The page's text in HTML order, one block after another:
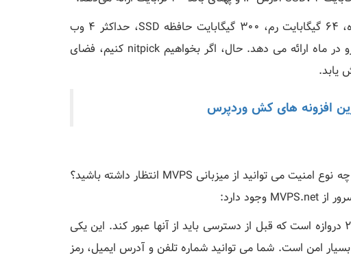
در نهایت، طرح "VPS MAX" 12 هسته قدرت پردازنده، 64 گیگابایت رم، 300 گیگابایت حافظه SSD، حداکثر 4 وب
سایت و پهنای باند 60 ترابایت را با قیمت 99.00 یورو در ماه ارائه می دهد. حال، اگر بخواهیم nitpick کنیم، فضای
یابد.
افزونه های کش وردپرس
بیشتر اوقات، همه چیز به امنیت برمی گردد. بنابراین چه نوع امنیت می توانید از میزبانی MVPS انتظار داشته باشید؟
احراز هویت دو عاملی یک روش تأیید است که شامل 2 دروازه است که قبل از دسترسی باید از آنها عبور کند. این یکی
امن است. شما می توانید شماره تلفن و آدرس ایمیل، رمز